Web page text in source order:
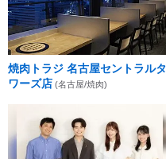
焼肉トラジ 名古屋セントラルタ
ワーズ店 (名古屋/焼肉)